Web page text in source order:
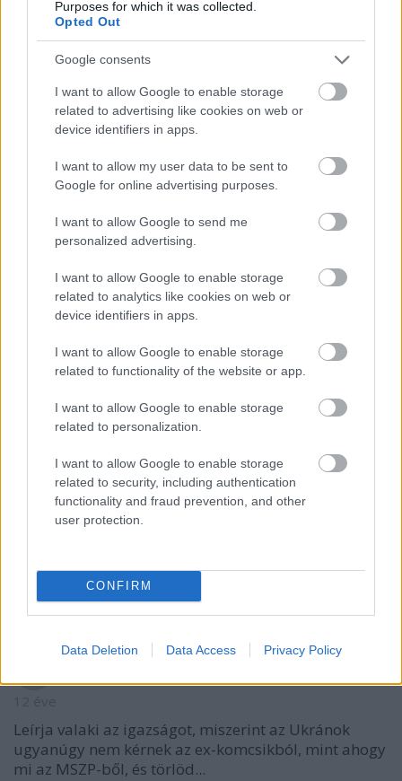
Purposes for which it was collected.
Opted Out
Google consents
I want to allow Google to enable storage
related to advertising like cookies on web or
device identifiers in apps.
I want to allow my user data to be sent to
Google for online advertising purposes.
I want to allow Google to send me
personalized advertising.
I want to allow Google to enable storage
related to analytics like cookies on web or
device identifiers in apps.
I want to allow Google to enable storage
related to functionality of the website or app.
I want to allow Google to enable storage
related to personalization.
I want to allow Google to enable storage
related to security, including authentication
functionality and fraud prevention, and other
user protection.
CONFIRM
Data Deletion Data Access Privacy Policy
Ha az ország egyik fele Oroszországgal képzeli el a
jövőt, a másik fele meg az Európai Unióval, akkor
valamelyik fél csalatkozni fog, ha viszont szétválnak,
akkor mindenki megkaphatja amit akar.
Senkit nem kéne belekényszeríteni abba amit nem
arra amerre akar.
Nyugat Ukrajna az EU perifériája lesz, Kelet-Ukrajna
meg Oroszország csatlósa, húsz év múlva
megnézzük melyikük járt jobban.
paráznabillegető
@Urfang: hehehe, a monarchiával is ez történt.
aztán mindenki meg is szívta jól! :D
Gyurcsány egy mocskos
Cenzúrázó köcsög !
Gyurcsány egy mocskos
közokirathamisító adócsaló !
Leírja valaki az igazságot, miszerint az Ukránok
ugyanúgy nem kérnek az ex-komcsikból, mint ahogy
mi az MSZP-ből, és törlöd...